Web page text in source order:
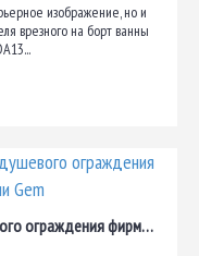
изображение, но и
врезного на борт ванны
Видеоинструкция по установке душевого ограждения фирмы Am.Pm. серии Gem